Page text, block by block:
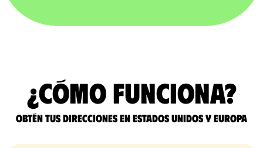
¿Cómo funciona?
Obtén tus direcciones en Estados Unidos y Europa